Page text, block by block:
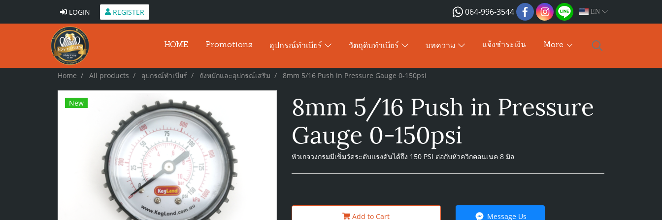
LOGIN REGISTER 064-996-3544 EN
HOME Promotions อุปกรณ์ทำเบียร์ วัตถุดิบทำเบียร์ บทความ แจ้งชำระเงิน More
Home All products อุปกรณ์ทำเบียร์ ถังหมักและอุปกรณ์เสริม 8mm 5/16 Push in Pressure Gauge 0-150psi
New
8mm 5/16 Push in Pressure
Gauge 0-150psi
หัวเกจวงกรมมีเข็มวัดระดับแรงดันได้ถึง 150 PSI ต่อกับหัวควิกคอนเนค 8 มิล
Add to Cart Message Us